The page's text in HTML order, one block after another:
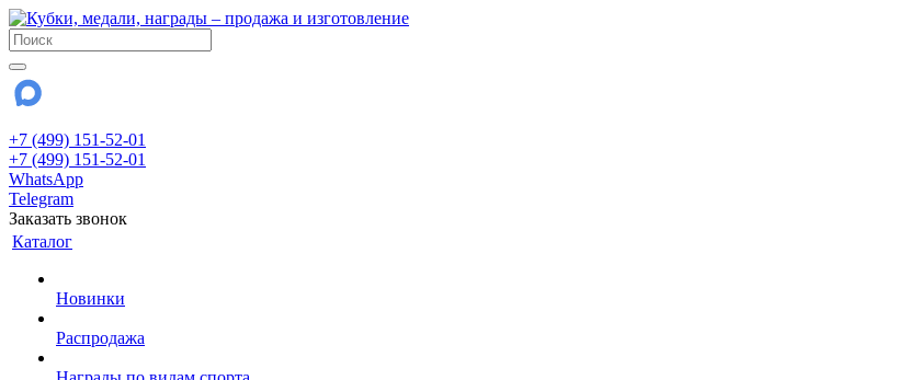
+7 (499) 151-52-01
+7 (499) 151-52-01
WhatsApp
Telegram
Заказать звонок
Каталог
Новинки
Распродажа